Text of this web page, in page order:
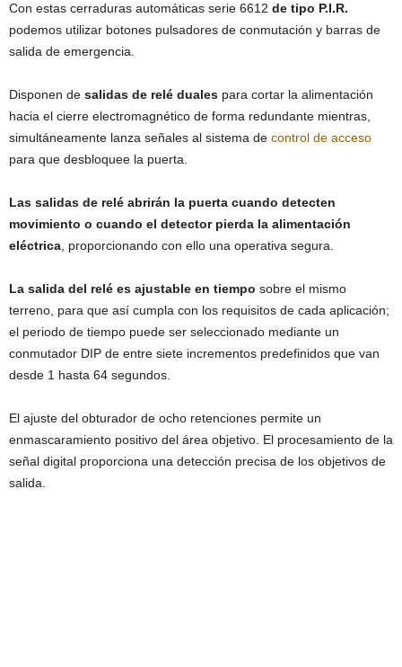
Con estas cerraduras automáticas serie 6612 de tipo P.I.R.
podemos utilizar botones pulsadores de conmutación y barras de
salida de emergencia.
Disponen de salidas de relé duales para cortar la alimentación
hacia el cierre electromagnético de forma redundante mientras,
simultáneamente lanza señales al sistema de control de acceso
para que desbloquee la puerta.
Las salidas de relé abrirán la puerta cuando detecten
movimiento o cuando el detector pierda la alimentación
eléctrica , proporcionando con ello una operativa segura.
La salida del relé es ajustable en tiempo sobre el mismo
terreno, para que así cumpla con los requisitos de cada aplicación;
el periodo de tiempo puede ser seleccionado mediante un
conmutador DIP de entre siete incrementos predefinidos que van
desde 1 hasta 64 segundos.
El ajuste del obturador de ocho retenciones permite un
enmascaramiento positivo del área objetivo. El procesamiento de la
señal digital proporciona una detección precisa de los objetivos de
salida.